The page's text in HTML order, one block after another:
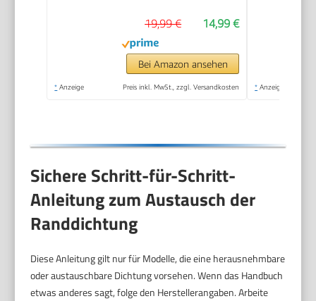
Antihaftbeschichtung,
heizt schnell auf, 750
Watt, Schwarz
14,99 €
19,99 €
Bei Amazon ansehen
* Anzeige Preis inkl. MwSt., zzgl. Versandkosten * Anzeige
Sichere Schritt-für-Schritt-
Anleitung zum Austausch der
Randdichtung
Diese Anleitung gilt nur für Modelle, die eine herausnehmbare
oder austauschbare Dichtung vorsehen. Wenn das Handbuch
etwas anderes sagt, folge den Herstellerangaben. Arbeite